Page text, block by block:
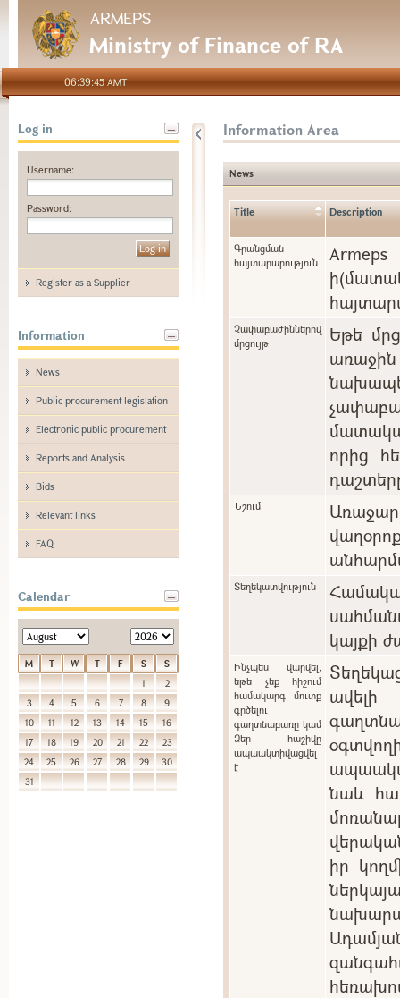
ARMEPS
Ministry of Finance of RA
06:39:45 AMT
Log in
Username:
Password:
Register as a Supplier
Information
News
Public procurement legislation
Electronic public procurement
Reports and Analysis
Bids
Relevant links
FAQ
Calendar
M T W T F S
S
1
2
3
4 5 6 7 8
9
10
11 12 13 14 15
16
17
18 19 20 21 22
23
24
25 26 27 28 29
30
31
Information Area
News
Title Description
Գրանցման
հայտարարություն
Չափաբաժիններով
մրցույթ
Եթե
առաջին
որից
Նշում
Տեղեկատվություն
կայքի
Ինչպես վարվել,
եթե չեք հիշում
համակարգ մուտք
գրծելու
գաղտնաբառը կամ
Ձեր հաշիվը
ապաակտիվացվել
է
նաև
իր